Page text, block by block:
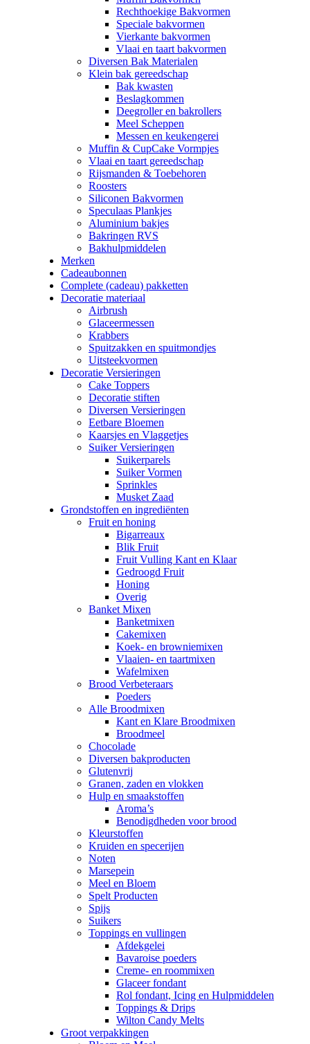
Rechthoekige Bakvormen
Speciale bakvormen
Vierkante bakvormen
Vlaai en taart bakvormen
Diversen Bak Materialen
Klein bak gereedschap
Bak kwasten
Beslagkommen
Deegroller en bakrollers
Meel Scheppen
Messen en keukengerei
Muffin & CupCake Vormpjes
Vlaai en taart gereedschap
Rijsmanden & Toebehoren
Roosters
Siliconen Bakvormen
Speculaas Plankjes
Aluminium bakjes
Bakringen RVS
Bakhulpmiddelen
Merken
Cadeaubonnen
Complete (cadeau) pakketten
Decoratie materiaal
Airbrush
Glaceermessen
Krabbers
Spuitzakken en spuitmondjes
Uitsteekvormen
Decoratie Versieringen
Cake Toppers
Decoratie stiften
Diversen Versieringen
Eetbare Bloemen
Kaarsjes en Vlaggetjes
Suiker Versieringen
Suikerparels
Suiker Vormen
Sprinkles
Musket Zaad
Grondstoffen en ingrediënten
Fruit en honing
Bigarreaux
Blik Fruit
Fruit Vulling Kant en Klaar
Gedroogd Fruit
Honing
Overig
Banket Mixen
Banketmixen
Cakemixen
Koek- en browniemixen
Vlaaien- en taartmixen
Wafelmixen
Brood Verbeteraars
Poeders
Alle Broodmixen
Kant en Klare Broodmixen
Broodmeel
Chocolade
Diversen bakproducten
Glutenvrij
Granen, zaden en vlokken
Hulp en smaakstoffen
Aroma’s
Benodigdheden voor brood
Kleurstoffen
Kruiden en specerijen
Noten
Marsepein
Meel en Bloem
Spelt Producten
Spijs
Suikers
Toppings en vullingen
Afdekgelei
Bavaroise poeders
Creme- en roommixen
Glaceer fondant
Rol fondant, Icing en Hulpmiddelen
Toppings & Drips
Wilton Candy Melts
Groot verpakkingen